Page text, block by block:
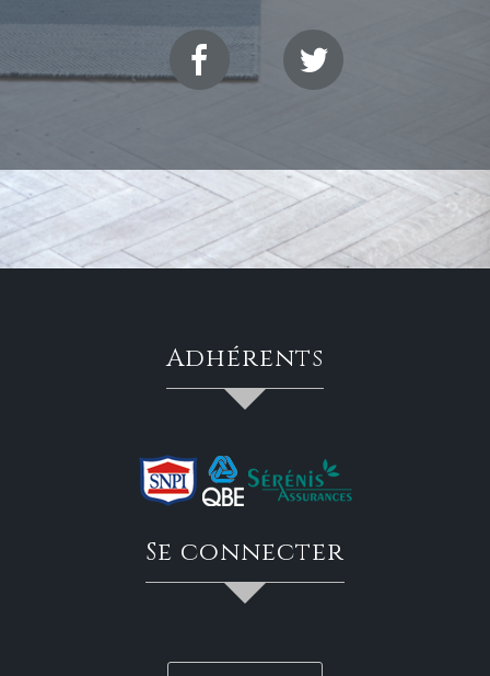
adhérents
se connecter